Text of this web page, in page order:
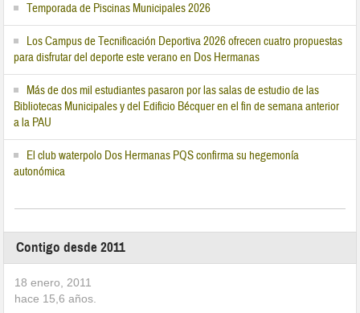
Temporada de Piscinas Municipales 2026
Los Campus de Tecnificación Deportiva 2026 ofrecen cuatro propuestas
para disfrutar del deporte este verano en Dos Hermanas
Más de dos mil estudiantes pasaron por las salas de estudio de las
Bibliotecas Municipales y del Edificio Bécquer en el fin de semana anterior
a la PAU
El club waterpolo Dos Hermanas PQS confirma su hegemonía
autonómica
Contigo desde 2011
18 enero, 2011
hace 15,6 años.